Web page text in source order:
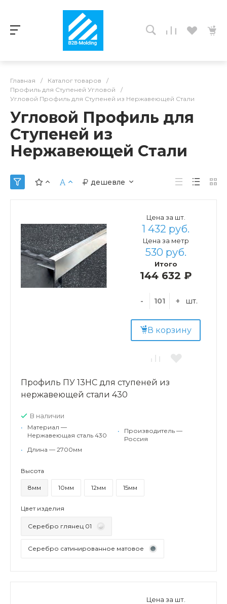
Главная / Каталог товаров
/
Профиль для Ступеней Угловой
/
Угловой Профиль для Ступеней из Нержавеющей Стали
Угловой Профиль для
Ступеней из
Нержавеющей Стали
дешевле
Цена за шт.
1 432 руб.
Цена за метр
530 руб.
Итого
144 632 ₽
- + шт.
В корзину
Профиль ПУ 13НС для ступеней из
нержавеющей стали 430
В наличии
•
Материал —
Нержавеющая сталь 430
•
Длина — 2700мм
•
Производитель —
Россия
Высота
8мм 10мм 12мм 15мм
Цвет изделия
Серебро глянец 01
Серебро сатинированное матовое
Цена за шт.